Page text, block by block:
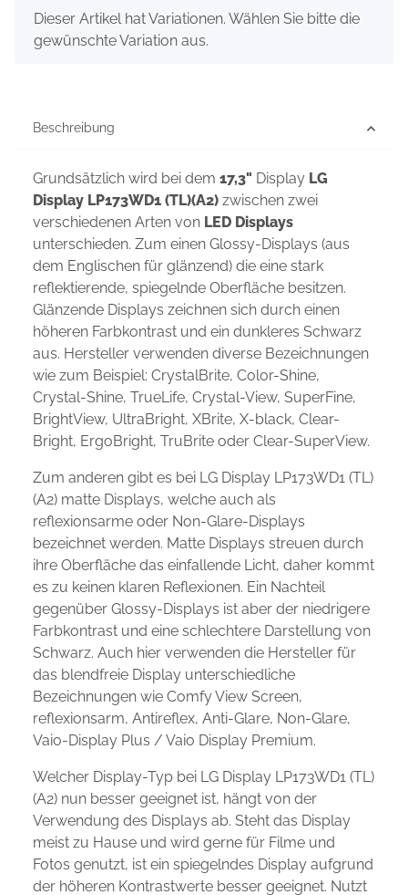
x
Dieser Artikel hat Variationen. Wählen Sie bitte die
gewünschte Variation aus.
Beschreibung
Grundsätzlich wird bei dem 17,3" Display LG
Display LP173WD1 (TL)(A2) zwischen zwei
verschiedenen Arten von LED Displays
unterschieden. Zum einen Glossy-Displays (aus
dem Englischen für glänzend) die eine stark
reflektierende, spiegelnde Oberfläche besitzen.
Glänzende Displays zeichnen sich durch einen
höheren Farbkontrast und ein dunkleres Schwarz
aus. Hersteller verwenden diverse Bezeichnungen
wie zum Beispiel: CrystalBrite, Color-Shine,
Crystal-Shine, TrueLife, Crystal-View, SuperFine,
BrightView, UltraBright, XBrite, X-black, Clear-
Bright, ErgoBright, TruBrite oder Clear-SuperView.
Zum anderen gibt es bei LG Display LP173WD1 (TL)
(A2) matte Displays, welche auch als
reflexionsarme oder Non-Glare-Displays
bezeichnet werden. Matte Displays streuen durch
ihre Oberfläche das einfallende Licht, daher kommt
es zu keinen klaren Reflexionen. Ein Nachteil
gegenüber Glossy-Displays ist aber der niedrigere
Farbkontrast und eine schlechtere Darstellung von
Schwarz. Auch hier verwenden die Hersteller für
das blendfreie Display unterschiedliche
Bezeichnungen wie Comfy View Screen,
reflexionsarm, Antireflex, Anti-Glare, Non-Glare,
Vaio-Display Plus / Vaio Display Premium.
Welcher Display-Typ bei LG Display LP173WD1 (TL)
(A2) nun besser geeignet ist, hängt von der
Verwendung des Displays ab. Steht das Display
meist zu Hause und wird gerne für Filme und
Fotos genutzt, ist ein spiegelndes Display aufgrund
der höheren Kontrastwerte besser geeignet. Nutzt